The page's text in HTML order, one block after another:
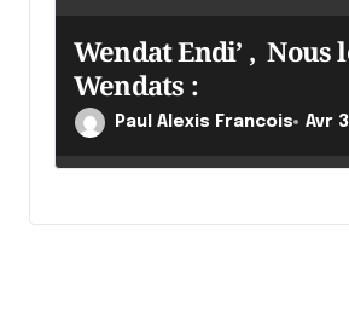
Wendat Endi’ , Nous
Wendats :
Paul Alexis Francois Avr